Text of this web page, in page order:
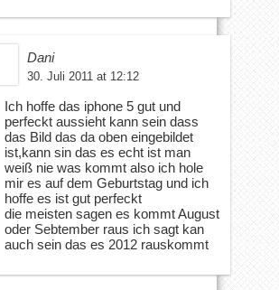
Dani
30. Juli 2011 at 12:12
Ich hoffe das iphone 5 gut und
perfeckt aussieht kann sein dass
das Bild das da oben eingebildet
ist,kann sin das es echt ist man
weiß nie was kommt also ich hole
mir es auf dem Geburtstag und ich
hoffe es ist gut perfeckt
die meisten sagen es kommt August
oder Sebtember raus ich sagt kan
auch sein das es 2012 rauskommt